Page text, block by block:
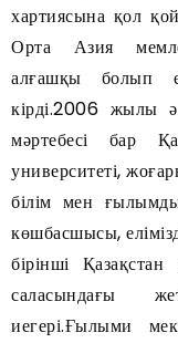
хартиясына қол
Орта Азия
алғашқы болып
кірді.2006 жылы
мәртебесі бар
университеті,
білім мен
көшбасшысы,
бірінші
саласындағы
иегері.Ғылыми